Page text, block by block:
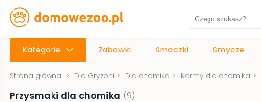
Kategorie Zabawki Smaczki Smycze
Strona główna > Dla Gryzoni > Dla chomika > Karmy dla chomika >
Przysmaki dla chomika (9)